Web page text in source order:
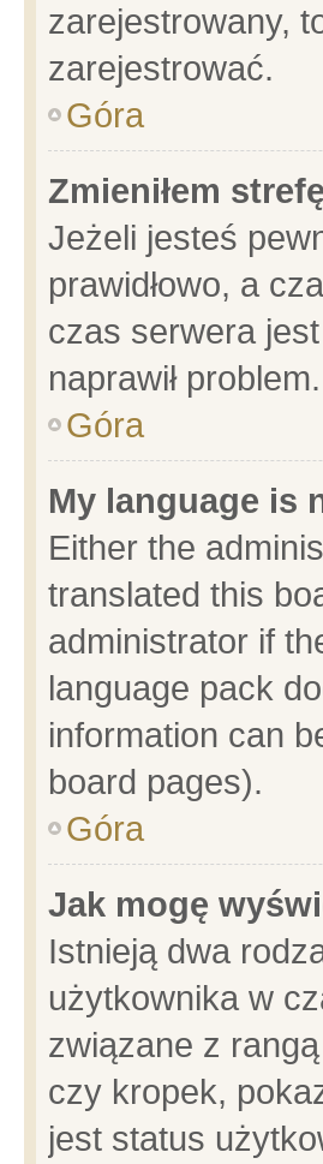
zarejestrowany,
zarejestrować.
Góra
Zmieniłem
Jeżeli jesteś
prawidłowo, a
czas serwera
naprawił problem.
Góra
My language is
Either the
translated this
administrator if
language pack
information can
board pages).
Góra
Jak mogę
Istnieją dwa
użytkownika w
związane z
czy kropek,
jest status